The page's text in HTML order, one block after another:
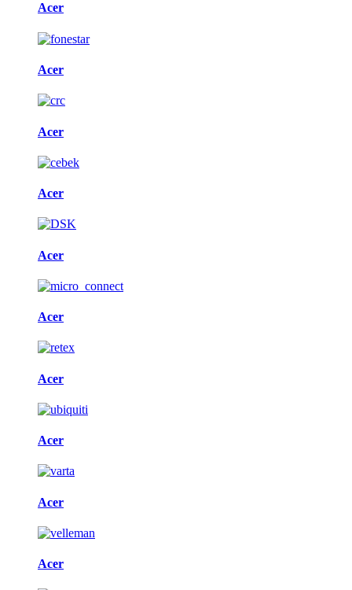
Acer
Acer
Acer
Acer
Acer
Acer
Acer
Acer
Acer
Acer